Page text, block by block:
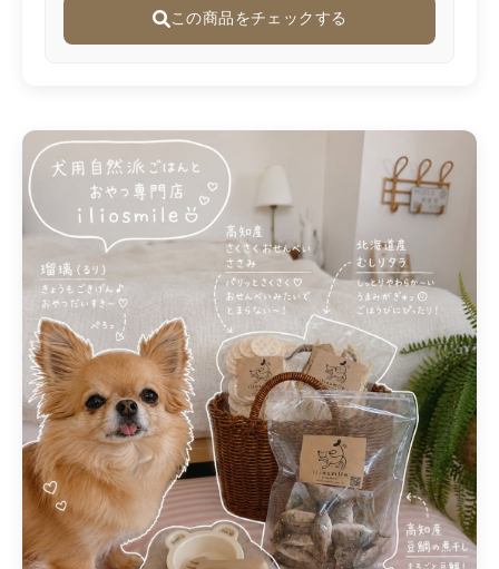
この商品をチェックする